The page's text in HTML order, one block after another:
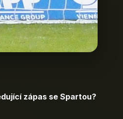
zápas se Spartou?